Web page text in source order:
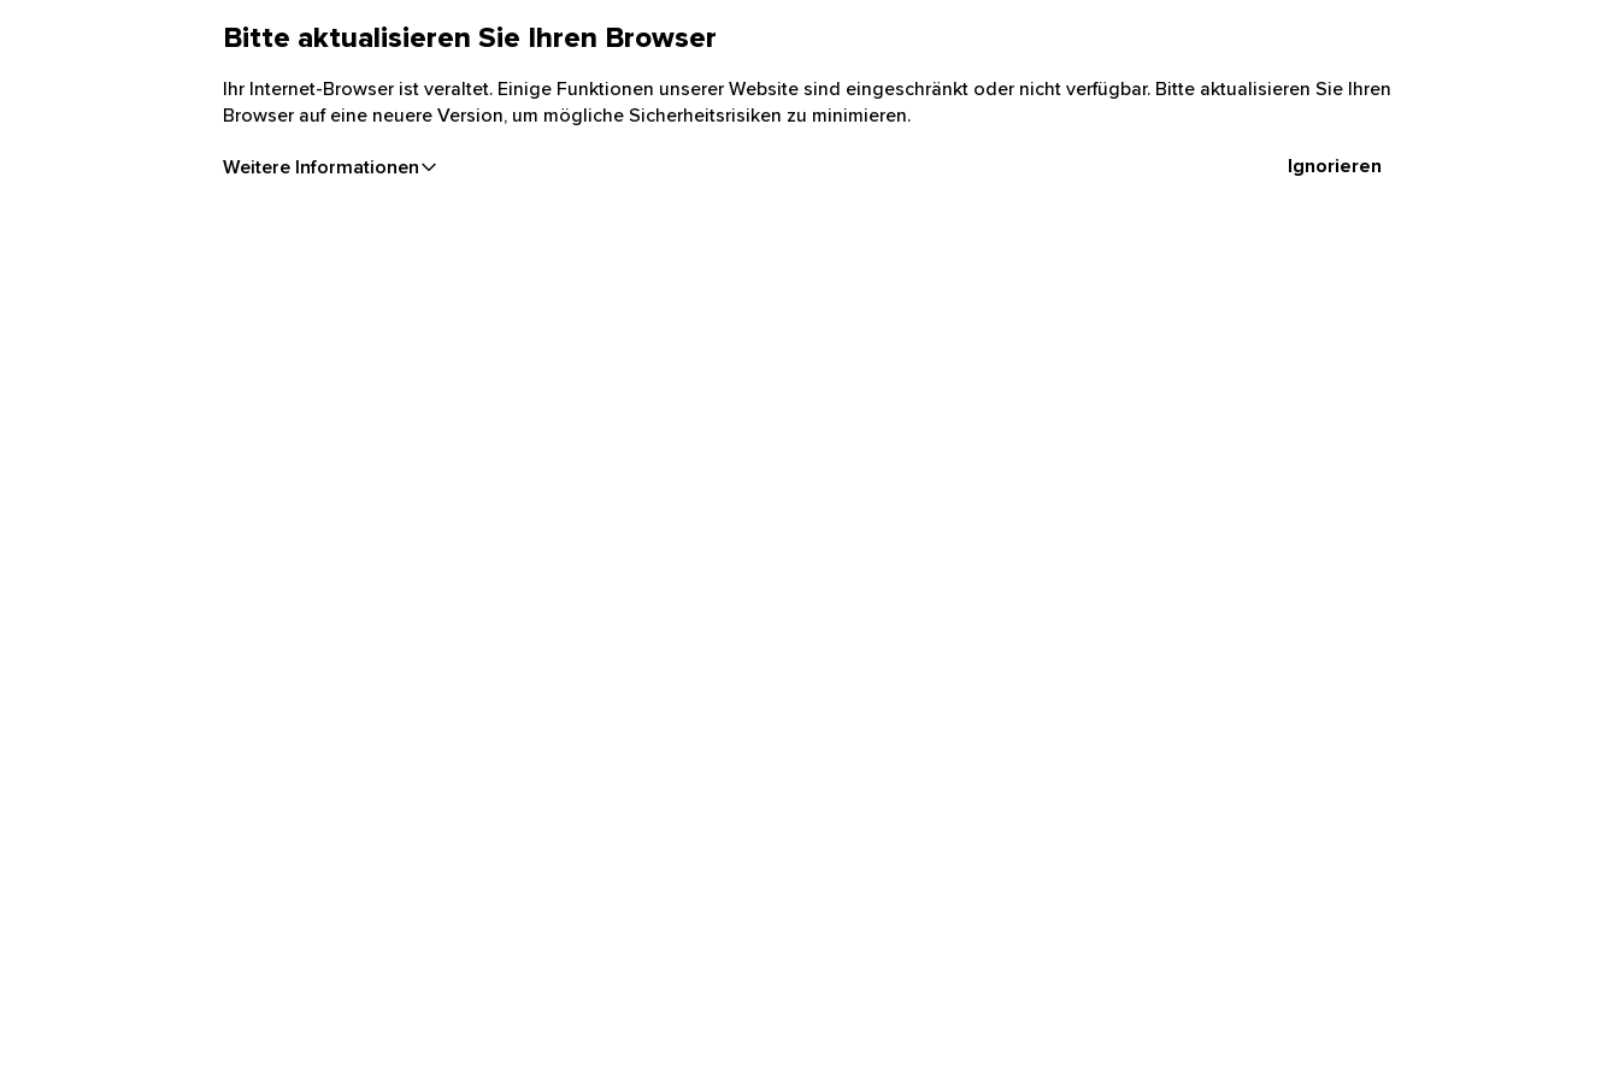
Bitte aktualisieren Sie Ihren Browser
Ihr Internet-Browser ist veraltet. Einige Funktionen unserer Website sind eingeschränkt oder nicht verfügbar. Bitte aktualisieren Sie Ihren
Browser auf eine neuere Version, um mögliche Sicherheitsrisiken zu minimieren.
Weitere Informationen Ignorieren